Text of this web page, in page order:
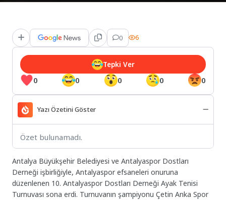
0 6
0 0 0 0 0
Tepki Ver
Yazı Özetini Göster
Özet bulunamadı.
Antalya Büyükşehir Belediyesi ve Antalyaspor Dostları
Derneği işbirliğiyle, Antalyaspor efsaneleri onuruna
düzenlenen 10. Antalyaspor Dostları Derneği Ayak Tenisi
Turnuvası sona erdi. Turnuvanın şampiyonu Çetin Anka Spor